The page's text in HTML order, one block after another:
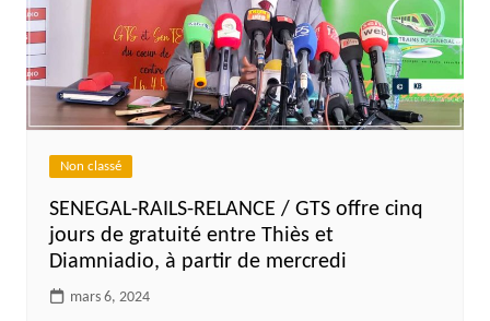
Non classé
SENEGAL-RAILS-RELANCE / GTS offre cinq
jours de gratuité entre Thiès et
Diamniadio, à partir de mercredi
mars 6, 2024